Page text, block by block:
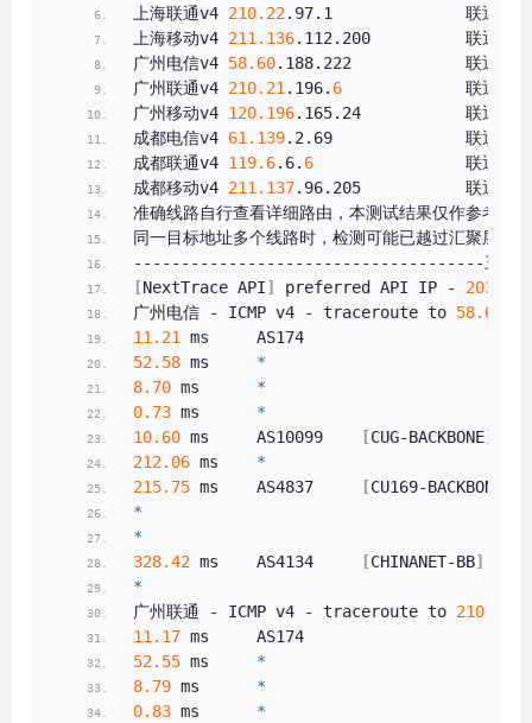
上海联通v4 210.22. 97. 1
              联通
上海移动v4 211.136. 112 . 200
          联通
广州电信v4 58.60. 188. 222
            联通
广州联通v4 210.21 . 196. 6
             联通
广州移动v4 120.196. 165. 24
           联通
成都电信v4 61.139. 2 . 69
              联通
成都联通v4 119.6. 6. 6
                联通
成都移动v4 211.137. 96. 205
           联通
准确线路自行查看详细路由，本测试结果仅作参考
同一目标地址多个线路时，检测可能已越过汇聚层，
-------------------------------------三网
[NextTrace API] preferred API IP - 203.10
广州电信 - ICMP v4 - traceroute to 58.60
11.21
ms     AS174                         美
52.58 ms *
8.70 ms *
0.73 ms *
10.60 ms     AS10099 [CUG-BACKBONE]
212.06 ms *
215.75 ms    AS4837 [CU169-BACKBONE
*
*
328.42 ms    AS4134 [CHINANET-BB]
*
广州联通 - ICMP v4 - traceroute to 210.21
11.17 ms     AS174                         美
52.55 ms *
8.79 ms *
0.83 ms *